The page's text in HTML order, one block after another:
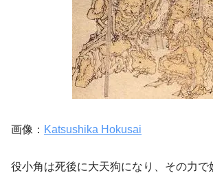
画像： Katsushika Hokusai
役小角は死後に大天狗になり、その力で